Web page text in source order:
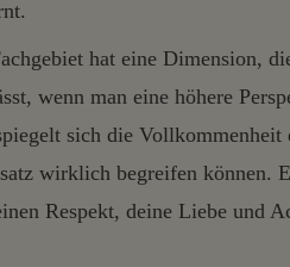
hat eine Dimension,
wenn man eine höhere
sich die
wirklich begreifen können.
Respekt, deine Liebe und